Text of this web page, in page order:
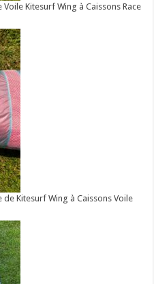
Kitesurf Wing à Caissons Race
Kitesurf Wing à Caissons Voile